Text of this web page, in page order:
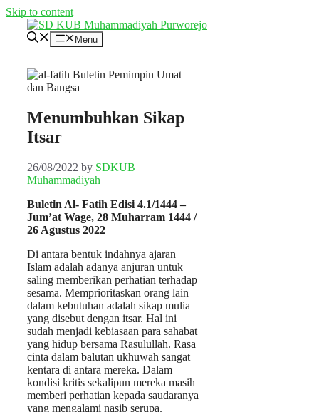
Skip to content
Menu
Menumbuhkan Sikap
Itsar
26/08/2022 by SDKUB
Muhammadiyah
Buletin Al- Fatih Edisi 4.1/1444 –
Jum’at Wage, 28 Muharram 1444 /
26 Agustus 2022
Di antara bentuk indahnya ajaran
Islam adalah adanya anjuran untuk
saling memberikan perhatian terhadap
sesama. Memprioritaskan orang lain
dalam kebutuhan adalah sikap mulia
yang disebut dengan itsar. Hal ini
sudah menjadi kebiasaan para sahabat
yang hidup bersama Rasulullah. Rasa
cinta dalam balutan ukhuwah sangat
kentara di antara mereka. Dalam
kondisi kritis sekalipun mereka masih
memberi perhatian kepada saudaranya
yang mengalami nasib serupa.